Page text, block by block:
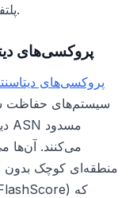
پلتفرم‌های با حفاظت تهاجمی ارائه می‌دهند.
پروکسی‌های
پروکسی‌های
سیستم‌های حفاظت
می‌کنند. آن‌ها
منطقه‌ای کوچک بدون